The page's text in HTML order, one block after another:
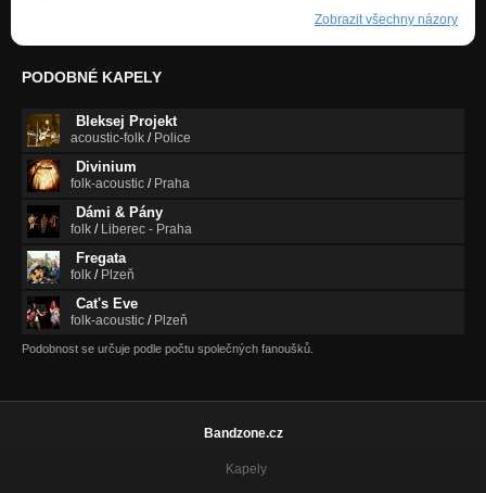
Zobrazit všechny názory
PODOBNÉ KAPELY
Bleksej Projekt
acoustic-folk / Police
Divinium
folk-acoustic / Praha
Dámi & Pány
folk / Liberec - Praha
Fregata
folk / Plzeň
Cat's Eve
folk-acoustic / Plzeň
Podobnost se určuje podle počtu společných fanoušků.
Bandzone.cz
Kapely